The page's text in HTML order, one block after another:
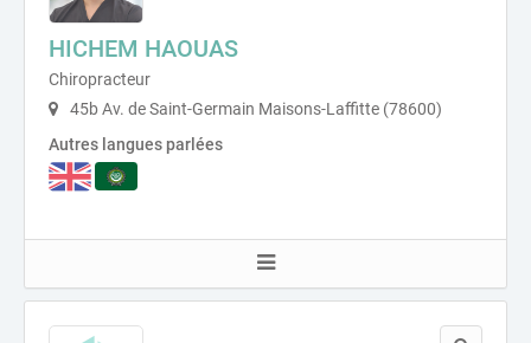
HICHEM HAOUAS
Chiropracteur
45b Av. de Saint-Germain Maisons-Laffitte (78600)
Autres langues parlées